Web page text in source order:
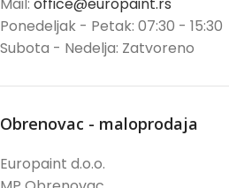
Ponedeljak - Petak: 07:30 - 15:30
Subota - Nedelja: Zatvoreno
Obrenovac - maloprodaja
Europaint d.o.o.